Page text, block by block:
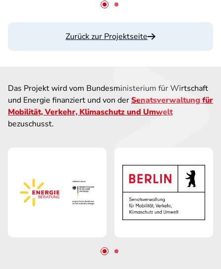
Zurück zur Projektseite
Das Projekt wird vom Bundesministerium für Wirtschaft
und Energie finanziert und von derSenatsverwaltung für
Mobilität, Verkehr, Klimaschutz und Umwelt
bezuschusst.